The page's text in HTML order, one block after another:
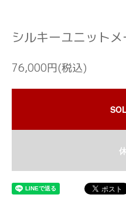
シルキーユニット
76,000円(税込)